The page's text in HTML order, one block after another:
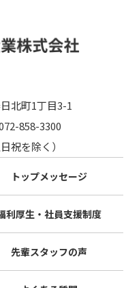
トップメッセージ
利厚生・社員支援制度
先輩スタッフの声
北町1丁目3-1
858-3300
祝を除く）